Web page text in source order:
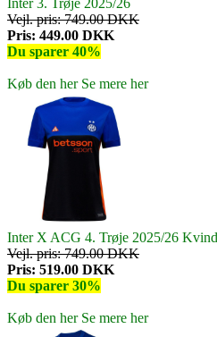
Inter 3. Trøje 2025/26
Vejl. pris: 749.00 DKK
Pris: 449.00 DKK
Du sparer 40%
Køb den herSe mere her
Inter X ACG 4. Trøje 2025/26
Vejl. pris: 749.00 DKK
Pris: 519.00 DKK
Du sparer 30%
Køb den herSe mere her